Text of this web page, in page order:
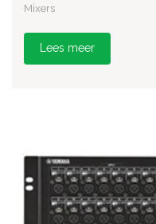
Mixers
Lees meer